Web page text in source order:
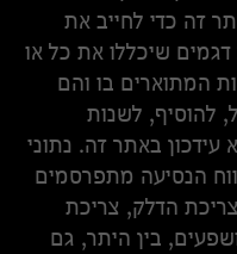
זה כדי לחייב את
שיכללו את כל או
המתוארים בו והם
להוסיף, לשנות
באתר זה. נתוני
הנסיעה מתפרסמים
הדלק, צריכת
בין היתר, גם